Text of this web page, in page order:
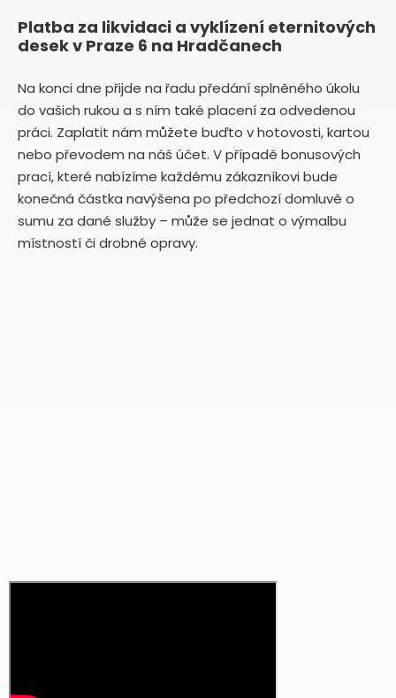
Platba za likvidaci a vyklízení eternitových
desek v Praze 6 na Hradčanech
Na konci dne přijde na řadu předání splněného úkolu
do vašich rukou a s ním také placení za odvedenou
práci. Zaplatit nám můžete buďto v hotovosti, kartou
nebo převodem na náš účet. V případě bonusových
prací, které nabízíme každému zákazníkovi bude
konečná částka navýšena po předchozí domluvě o
sumu za dané služby – může se jednat o výmalbu
místností či drobné opravy.